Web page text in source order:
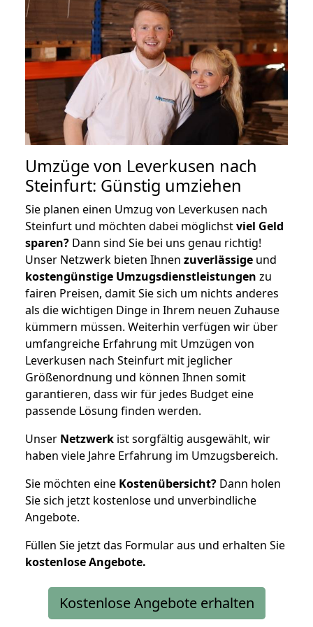
Umzüge von Leverkusen nach
Steinfurt: Günstig umziehen
Sie planen einen Umzug von Leverkusen nach
Steinfurt und möchten dabei möglichstviel Geld
sparen? Dann sind Sie bei uns genau richtig!
Unser Netzwerk bieten Ihnen zuverlässige und
kostengünstige Umzugsdienstleistungen zu
fairen Preisen, damit Sie sich um nichts anderes
als die wichtigen Dinge in Ihrem neuen Zuhause
kümmern müssen. Weiterhin verfügen wir über
umfangreiche Erfahrung mit Umzügen von
Leverkusen nach Steinfurt mit jeglicher
Größenordnung und können Ihnen somit
garantieren, dass wir für jedes Budget eine
passende Lösung finden werden.
Unser Netzwerk ist sorgfältig ausgewählt, wir
haben viele Jahre Erfahrung im Umzugsbereich.
Sie möchten eine Kostenübersicht? Dann holen
Sie sich jetzt kostenlose und unverbindliche
Angebote.
Füllen Sie jetzt das Formular aus und erhalten Sie
kostenloseAngebote.
Kostenlose Angebote erhalten